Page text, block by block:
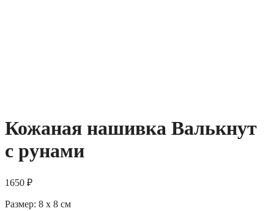
Кожаная нашивка Валькнут
с рунами
1650 ₽
Размер: 8 x 8 см